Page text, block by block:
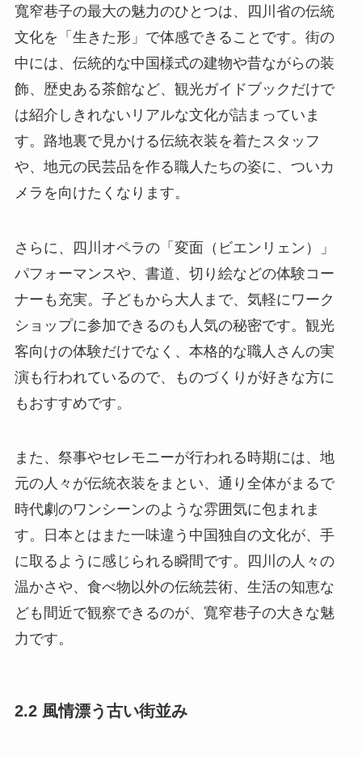
寬窄巷子の最大の魅力のひとつは、四川省の伝統
文化を「生きた形」で体感できることです。街の
中には、伝統的な中国様式の建物や昔ながらの装
飾、歴史ある茶館など、観光ガイドブックだけで
は紹介しきれないリアルな文化が詰まっていま
す。路地裏で見かける伝統衣装を着たスタッフ
や、地元の民芸品を作る職人たちの姿に、ついカ
メラを向けたくなります。
さらに、四川オペラの「変面（ビエンリェン）」
パフォーマンスや、書道、切り絵などの体験コー
ナーも充実。子どもから大人まで、気軽にワーク
ショップに参加できるのも人気の秘密です。観光
客向けの体験だけでなく、本格的な職人さんの実
演も行われているので、ものづくりが好きな方に
もおすすめです。
また、祭事やセレモニーが行われる時期には、地
元の人々が伝統衣装をまとい、通り全体がまるで
時代劇のワンシーンのような雰囲気に包まれま
す。日本とはまた一味違う中国独自の文化が、手
に取るように感じられる瞬間です。四川の人々の
温かさや、食べ物以外の伝統芸術、生活の知恵な
ども間近で観察できるのが、寬窄巷子の大きな魅
力です。
2.2 風情漂う古い街並み